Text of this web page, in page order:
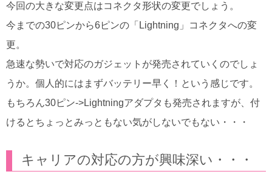
今回の大きな変更点はコネクタ形状の変更でしょう。
今までの30ピンから6ピンの「Lightning」コネクタへの変
更。
急速な勢いで対応のガジェットが発売されていくのでしょ
うか。個人的にはまずバッテリー早く！という感じです。
もちろん30ピン->Lightningアダプタも発売されますが、付
けるとちょっとみっともない気がしないでもない・・・
キャリアの対応の方が興味深い・・・